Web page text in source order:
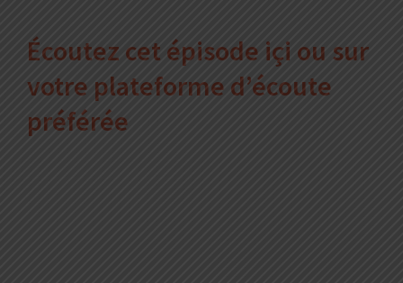
Écoutez cet épisode içi ou sur
votre plateforme d’écoute
préférée